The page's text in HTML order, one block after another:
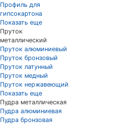
Профиль для
гипсокартона
Показать еще
Пруток
металлический
Пруток алюминиевый
Пруток бронзовый
Пруток латунный
Пруток медный
Пруток нержавеющий
Показать еще
Пудра металлическая
Пудра алюминиевая
Пудра бронзовая